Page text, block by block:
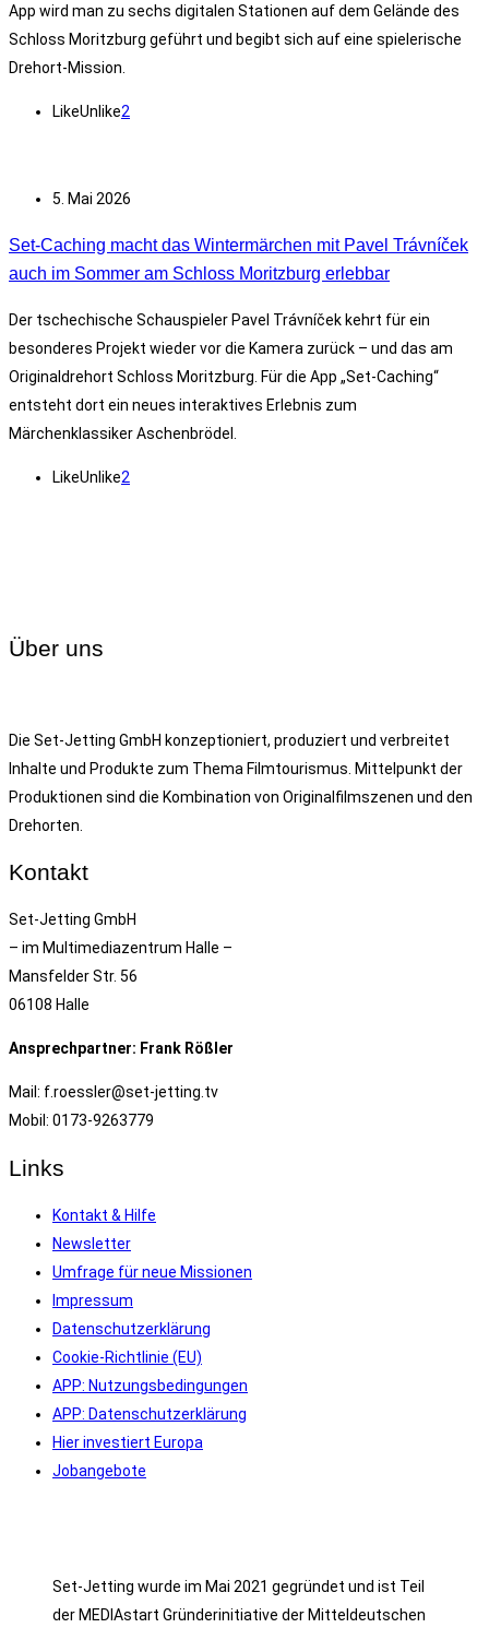
App wird man zu sechs digitalen Stationen auf dem Gelände des
Schloss Moritzburg geführt und begibt sich auf eine spielerische
Drehort-Mission.
LikeUnlike2
5. Mai 2026
Set-Caching macht das Wintermärchen mit Pavel Trávníček
auch im Sommer am Schloss Moritzburg erlebbar
Der tschechische Schauspieler Pavel Trávníček kehrt für ein
besonderes Projekt wieder vor die Kamera zurück – und das am
Originaldrehort Schloss Moritzburg. Für die App „Set-Caching“
entsteht dort ein neues interaktives Erlebnis zum
Märchenklassiker Aschenbrödel.
LikeUnlike2
Über uns
Die Set-Jetting GmbH konzeptioniert, produziert und verbreitet
Inhalte und Produkte zum Thema Filmtourismus. Mittelpunkt der
Produktionen sind die Kombination von Originalfilmszenen und den
Drehorten.
Kontakt
Set-Jetting GmbH
– im Multimediazentrum Halle –
Mansfelder Str. 56
06108 Halle
Ansprechpartner: Frank Rößler
Mail: f.roessler@set-jetting.tv
Mobil: 0173-9263779
Links
Kontakt & Hilfe
Newsletter
Umfrage für neue Missionen
Impressum
Datenschutzerklärung
Cookie-Richtlinie (EU)
APP: Nutzungsbedingungen
APP: Datenschutzerklärung
Hier investiert Europa
Jobangebote
Set-Jetting wurde im Mai 2021 gegründet und ist Teil
der MEDIAstart Gründerinitiative der Mitteldeutschen